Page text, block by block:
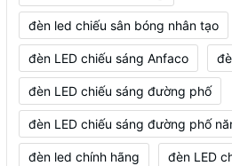
đèn led chiếu sân bóng nhân tạo
đèn LED chiếu sáng Anfaco
đèn LED chiếu sáng đường phố
đèn LED chiếu sáng đường phố
đèn led chính hãng đèn LED